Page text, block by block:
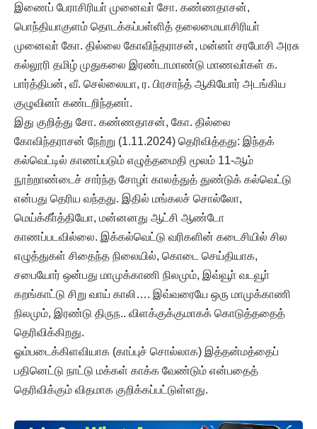
இணைப் பேராசிரியா் முனைவா் சோ. கண்ணதாசன்,
பொந்தியாகுளம் தொடக்கப்பள்ளித் தலைமையாசிரியா்
முனைவா் கோ. தில்லை கோவிந்தராசன், மன்னா் சரபோசி அரசு
கல்லூரி தமிழ் முதுகலை இரண்டாமாண்டு மாணவா்கள் க.
பார்த்திபன், வீ. செல்லையா, ர. பிரசாந்த் ஆகியோர் அடங்கிய
குழுவினா் கண்டறிந்தனா்.
இது குறித்து சோ. கண்ணதாசன், கோ. தில்லை
கோவிந்தராசன் நேற்று (1.11.2024) தெரிவித்தது: இந்தக்
கல்வெட்டில் காணப்படும் எழுத்தமைதி மூலம் 11-ஆம்
நூற்றாண்டைச் சார்ந்த சோழா் காலத்துத் துண்டுக் கல்வெட்டு
என்பது தெரிய வந்தது. இதில் மங்கலச் சொல்லோ,
மெய்க்கீா்த்தியோ, மன்னனது ஆட்சி ஆண்டோ
காணப்படவில்லை. இக்கல்வெட்டு வரிகளின் கடைசியில் சில
எழுத்துகள் சிதைந்த நிலையில், கொடை செய்தியாக,
சபையோர் ஒன்பது மாமுக்காணி நிலமும், இவ்வூா் வடவூா்
கறங்காட்டு சிறு வாய் காலி…. இவ்வரையே ஒரு மாமுக்காணி
நிலமும், இரண்டு திருந.. விளக்குக்குமாகக் கொடுத்ததைத்
தெரிவிக்கிறது.
ஓம்படைக்கிளவியாக (காப்புச் சொல்லாக) இத்தன்மத்தைப்
பதினெட்டு நாட்டு மக்கள் காக்க வேண்டும் என்பதைத்
தெரிவிக்கும் விதமாக குறிக்கப்பட்டுள்ளது.